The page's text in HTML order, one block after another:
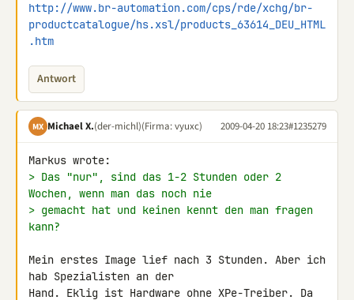
http://www.br-automation.com/cps/rde/xchg/br-
productcatalogue/hs.xsl/products_63614_DEU_HTML
.htm
Antwort
MX Michael X.(der-michl)(Firma: vyuxc) 2009-04-20 18:23#1235279
> Das "nur", sind das 1-2 Stunden oder 2
Wochen, wenn man das noch nie
> gemacht hat und keinen kennt den man fragen
kann?
Mein erstes Image lief nach 3 Stunden. Aber ich
hab Spezialisten an der
Hand. Eklig ist Hardware ohne XPe-Treiber. Da